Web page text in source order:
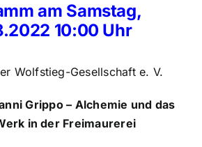
am Samstag,
10:00 Uhr
Wolfstieg-Gesellschaft e. V.
Grippo – Alchemie und das
in der Freimaurerei